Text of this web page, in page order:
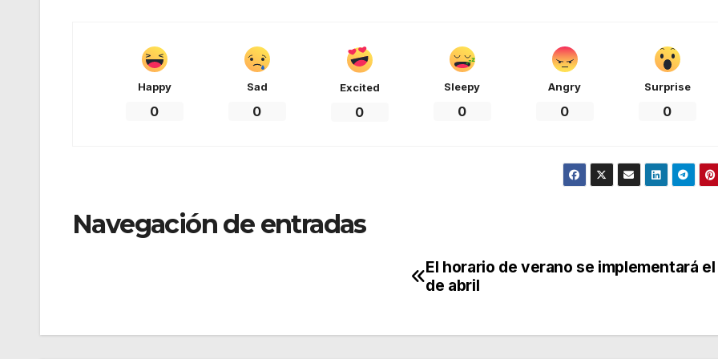
Happy
0
Sad
0
Excited
0
Sleepy
0
Angry
0
Surprise
0
Navegación de entradas
El horario de verano se implementará el
de abril